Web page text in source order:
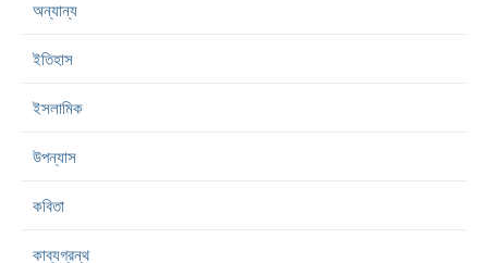
অন্যান্য
ইতিহাস
ইসলামিক
উপন্যাস
কবিতা
কাব্যগ্রন্থ